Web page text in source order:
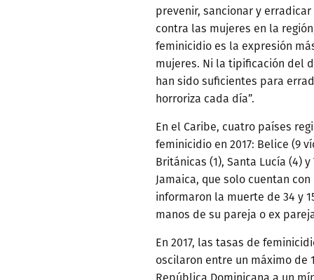
prevenir, sancionar y
contra las mujeres en la
feminicidio es la expresión
mujeres. Ni la tipificación del
han sido suficientes para
horroriza cada día”.
En el Caribe, cuatro países
feminicidio en 2017: Belice (9
Británicas (1), Santa Lucía (4)
Jamaica, que solo cuentan
informaron la muerte de 34 y
manos de su pareja o ex
En 2017, las tasas de
oscilaron entre un máximo de
República Dominicana a un